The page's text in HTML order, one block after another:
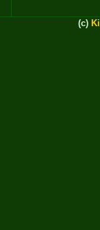
(c)